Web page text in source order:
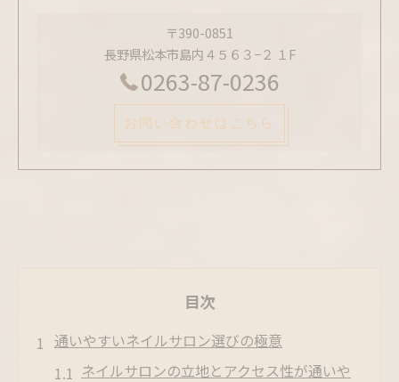
〒390-0851
長野県松本市島内４５６３−２ １F
0263-87-0236
お問い合わせはこちら
目次
通いやすいネイルサロン選びの極意
ネイルサロンの立地とアクセス性が通いや